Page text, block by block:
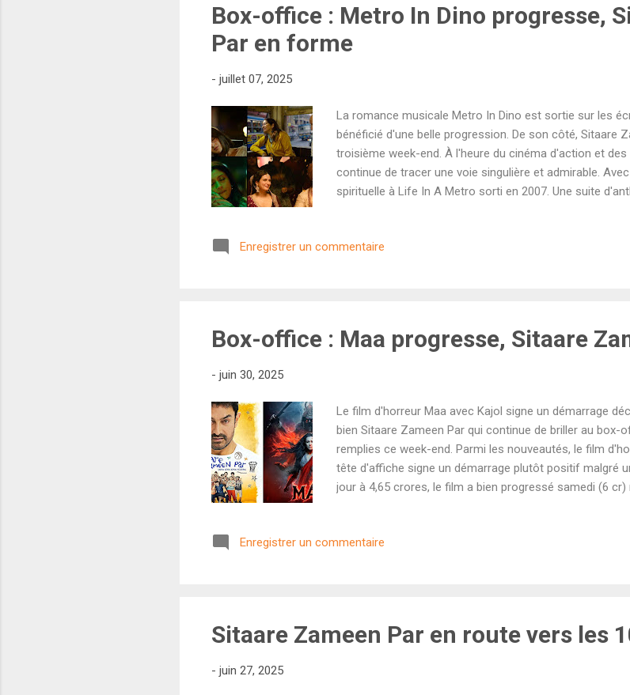
Box-office : Metro In Dino progresse,
Par en forme
- juillet 07, 2025
La romance musicale Metro In Dino est sortie sur les
bénéficié d'une belle progression. De son côté, Sitaare
troisième week-end. À l'heure du cinéma d'action et
continue de tracer une voie singulière et admirable.
spirituelle à Life In A Metro sorti en 2007. Une suite
progression entre vendredi (4,05 cr) et dimanche (7,79
Enregistrer un commentaire
Box-office : Maa progresse, Sitaare
- juin 30, 2025
Le film d'horreur Maa avec Kajol signe un démarrage
bien Sitaare Zameen Par qui continue de briller au box-
remplies ce week-end. Parmi les nouveautés, le film
tête d'affiche signe un démarrage plutôt positif malgré
jour à 4,65 crores, le film a bien progressé samedi (6
que le lien (très lointain) avec l'univers de Shaitaan
Enregistrer un commentaire
Sitaare Zameen Par en route vers les
- juin 27, 2025